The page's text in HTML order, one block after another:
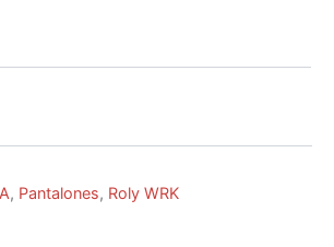
, Pantalones, Roly WRK